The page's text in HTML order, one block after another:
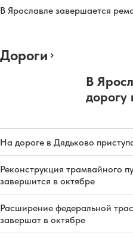
В Ярославле завершается
Дороги
В
дорогу
На дороге в Дядьково
Реконструкция трамвайного
завершится в октябре
Расширение федеральной
завершат в октябре